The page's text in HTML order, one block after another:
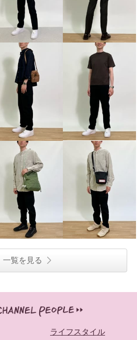
一覧を見る
ライフスタイル